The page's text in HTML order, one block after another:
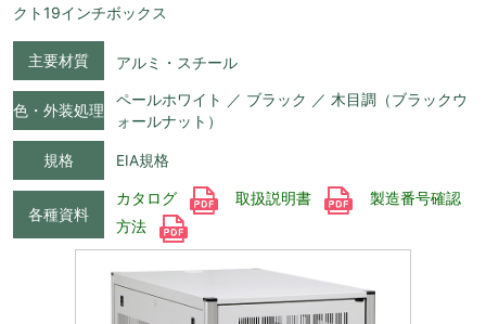
クト19インチボックス
主要材質 アルミ・スチール
色・外装処理
ペールホワイト ／ ブラック ／ 木目調（ブラックウ
ォールナット）
規格 EIA規格
各種資料
カタログ 取扱説明書
製造番号確認
方法